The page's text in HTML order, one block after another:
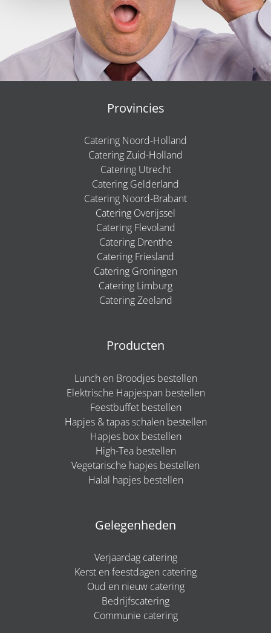
Provincies
Catering Noord-Holland
Catering Zuid-Holland
Catering Utrecht
Catering Gelderland
Catering Noord-Brabant
Catering Overijssel
Catering Flevoland
Catering Drenthe
Catering Friesland
Catering Groningen
Catering Limburg
Catering Zeeland
Producten
Lunch en Broodjes bestellen
Elektrische Hapjespan bestellen
Feestbuffet bestellen
Hapjes & tapas schalen bestellen
Hapjes box bestellen
High-Tea bestellen
Vegetarische hapjes bestellen
Halal hapjes bestellen
Gelegenheden
Verjaardag catering
Kerst en feestdagen catering
Oud en nieuw catering
Bedrijfscatering
Communie catering